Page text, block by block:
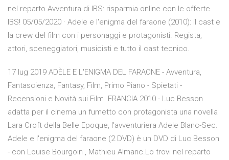
nel reparto Avventura di IBS: risparmia online con le offerte
IBS! 05/05/2020 · Adele e l'enigma del faraone (2010): il cast e
la crew del film con i personaggi e protagonisti. Regista,
attori, sceneggiatori, musicisti e tutto il cast tecnico.
17 lug 2019 ADÈLE E L'ENIGMA DEL FARAONE - Avventura,
Fantascienza, Fantasy, Film, Primo Piano - Spietati -
Recensioni e Novità sui Film FRANCIA 2010 - Luc Besson
adatta per il cinema un fumetto con protagonista una novella
Lara Croft della Belle Epoque, l'avventuriera Adele Blanc-Sec.
Adele e l'enigma del faraone (2 DVD) è un DVD di Luc Besson
- con Louise Bourgoin , Mathieu Almaric.Lo trovi nel reparto